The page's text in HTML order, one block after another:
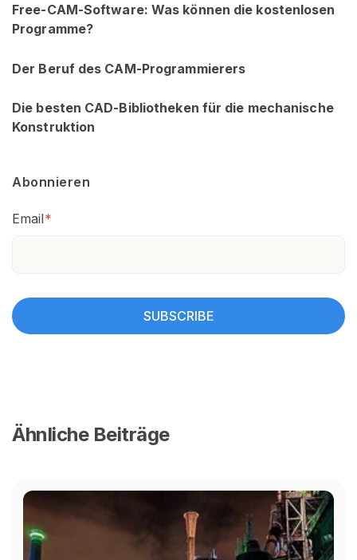
Free-CAM-Software: Was können die kostenlosen
Programme?
Der Beruf des CAM-Programmierers
Die besten CAD-Bibliotheken für die mechanische
Konstruktion
Abonnieren
Email*
Ähnliche Beiträge